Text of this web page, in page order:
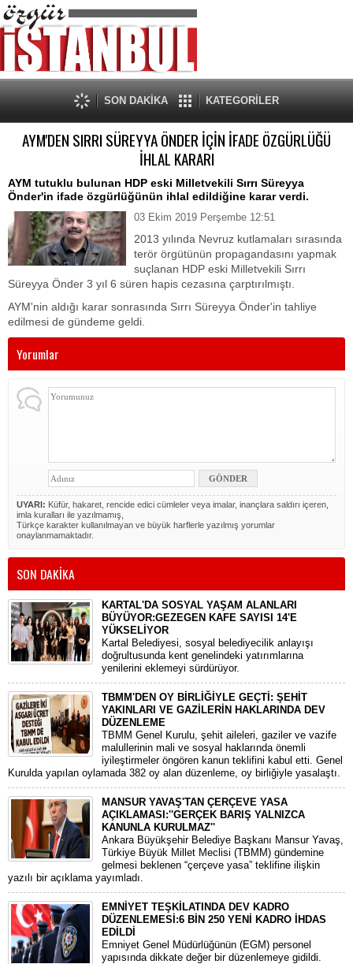
SON DAKİKA KATEGORİLER
AYM'DEN SIRRI SÜREYYA ÖNDER İÇİN İFADE ÖZGÜRLÜĞÜ
İHLAL KARARI
AYM tutuklu bulunan HDP eski Milletvekili Sırrı Süreyya
Önder'in ifade özgürlüğünün ihlal edildiğine karar verdi.
03 Ekim 2019 Perşembe 12:51
2013 yılında Nevruz kutlamaları sırasında
terör örgütünün propagandasını yapmak
suçlanan HDP eski Milletvekili Sırrı
Süreyya Önder 3 yıl 6 süren hapis cezasına çarptırılmıştı.
AYM'nin aldığı karar sonrasında Sırrı Süreyya Önder'in tahliye
edilmesi de gündeme geldi.
Yorumlar
UYARI: Küfür, hakaret, rencide edici cümleler veya imalar, inançlara saldırı içeren,
imla kuralları ile yazılmamış,
Türkçe karakter kullanılmayan ve büyük harflerle yazılmış yorumlar
onaylanmamaktadır.
SON DAKİKA
KARTAL'DA SOSYAL YAŞAM ALANLARI
BÜYÜYOR:GEZEGEN KAFE SAYISI 14'E
YÜKSELİYOR
Kartal Belediyesi, sosyal belediyecilik anlayışı
doğrultusunda kent genelindeki yatırımlarına
yenilerini eklemeyi sürdürüyor.
TBMM'DEN OY BİRLİĞİYLE GEÇTİ: ŞEHİT
YAKINLARI VE GAZİLERİN HAKLARINDA DEV
DÜZENLEME
​TBMM Genel Kurulu, şehit aileleri, gaziler ve vazife
malullerinin mali ve sosyal haklarında önemli
iyileştirmeler öngören kanun teklifini kabul etti. Genel
Kurulda yapılan oylamada 382 oy alan düzenleme, oy birliğiyle yasalaştı.
MANSUR YAVAŞ'TAN ÇERÇEVE YASA
AÇIKLAMASI:''GERÇEK BARIŞ YALNIZCA
KANUNLA KURULMAZ''
​Ankara Büyükşehir Belediye Başkanı Mansur Yavaş,
Türkiye Büyük Millet Meclisi (TBMM) gündemine
gelmesi beklenen “çerçeve yasa” teklifine ilişkin
yazılı bir açıklama yayımladı.
EMNİYET TEŞKİLATINDA DEV KADRO
DÜZENLEMESİ:6 BİN 250 YENİ KADRO İHDAS
EDİLDİ
​Emniyet Genel Müdürlüğünün (EGM) personel
yapısında dikkate değer bir düzenlemeye gidildi.